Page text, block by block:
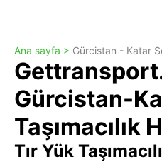
Ana sayfa > Gürcistan - Katar
Gürcistan-
Taşımacılık
Tır Yük